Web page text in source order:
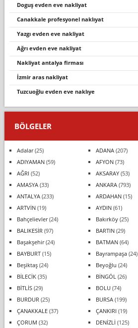
doguş evden eve nakliyat
canakkale profesyonel nakliyat
yazgi evden eve nakli̇yat
ağrı evden eve nakliyat
nakliyat antalya firması
i̇zmir aras nakliyat
tuzcuoğlu evden eve nakliye
BÖLGELER
Adalar(25) ADANA(207)
ADIYAMAN(59) AFYON(73)
AĞRI (52) AKSARAY(53)
AMASYA(33) ANKARA(793)
ANTALYA(233) ARDAHAN(15)
ARTVİN(19) AYDIN(61)
Bahçelievler(24) Bakırköy(25)
BALIKESİR (97) BARTIN(29)
Başakşehir(24) BATMAN(64)
BAYBURT(15) Bayrampaşa(24)
Beşiktaş(24) Beyoğlu (24)
BİLECİK(35) BİNGÖL (26)
BİTLİS(29) BOLU (74)
BURDUR (25) BURSA(199)
ÇANAKKALE(37) ÇANKIRI (19)
ÇORUM (32) DENİZLİ (125)